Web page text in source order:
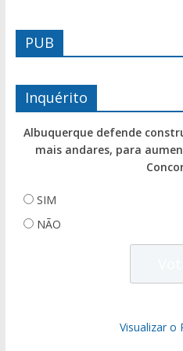
PUB
Inquérito
Albuquerque defende
mais andares, para
SIM
NÃO
Visualizar o